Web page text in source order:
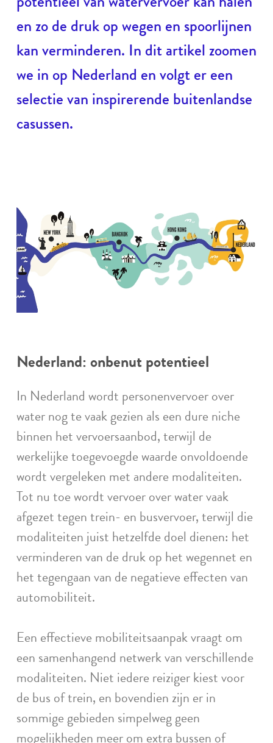
en zo de druk op wegen en spoorlijnen
kan verminderen. In dit artikel zoomen
we in op Nederland en volgt er een
selectie van inspirerende buitenlandse
casussen.
Nederland: onbenut potentieel
In Nederland wordt personenvervoer over
water nog te vaak gezien als een dure niche
binnen het vervoersaanbod, terwijl de
werkelijke toegevoegde waarde onvoldoende
wordt vergeleken met andere modaliteiten.
Tot nu toe wordt vervoer over water vaak
afgezet tegen trein- en busvervoer, terwijl die
modaliteiten juist hetzelfde doel dienen: het
verminderen van de druk op het wegennet en
het tegengaan van de negatieve effecten van
automobiliteit.
Een effectieve mobiliteitsaanpak vraagt om
een samenhangend netwerk van verschillende
modaliteiten. Niet iedere reiziger kiest voor
de bus of trein, en bovendien zijn er in
sommige gebieden simpelweg geen
mogelijkheden meer om extra bussen of